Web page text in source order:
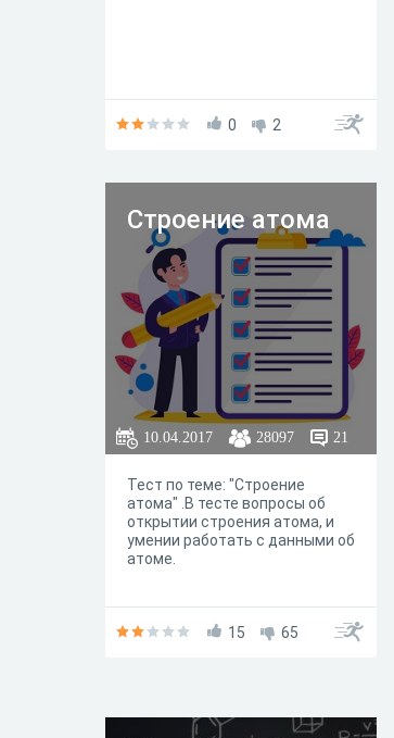
0 2
Строение атома
10.04.2017 28097 21
Тест по теме: "Строение
атома" .В тесте вопросы об
открытии строения атома, и
умении работать с данными об
атоме.
15 65